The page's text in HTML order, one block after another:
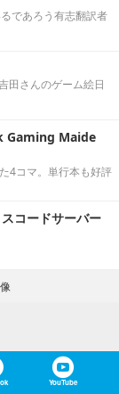
であろう有志翻訳者
田さんのゲーム絵日
Gaming Maide
4コマ。単行本も好評
コードサーバー
YouTube